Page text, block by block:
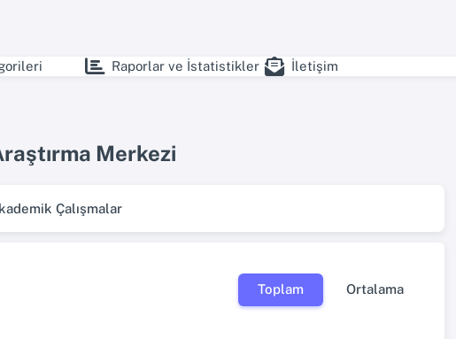
Raporlar ve İstatistikler İletişim
Merkezi
Çalışmalar
Toplam Ortalama